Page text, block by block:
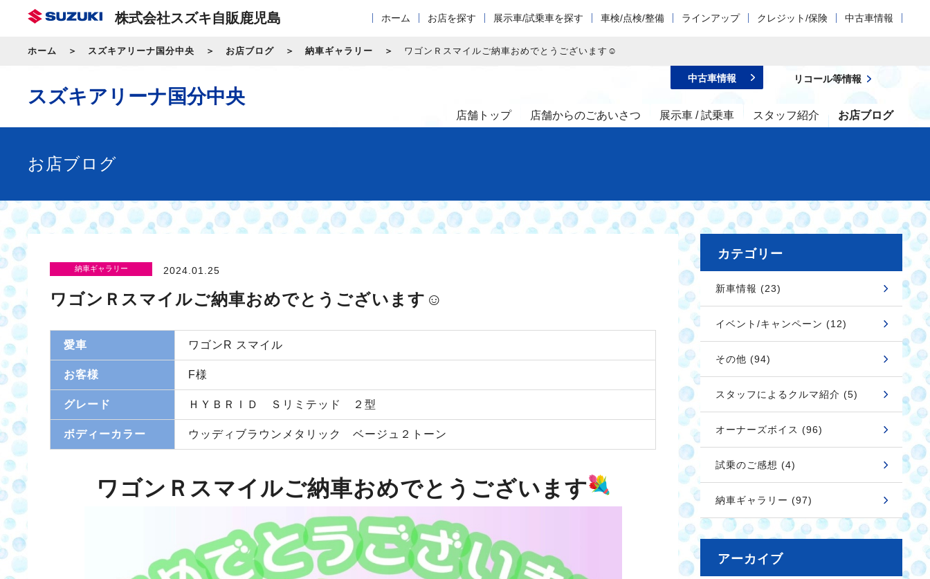
株式会社スズキ自販鹿児島 ホーム お店を探す 展示車/試乗車を探す 車検/点検/整備 ラインアップ クレジット/保険 中古車情報
ホーム スズキアリーナ国分中央 お店ブログ 納車ギャラリー ワゴンＲスマイルご納車おめでとうございます☺
スズキアリーナ国分中央
店舗トップ 店舗からのごあいさつ 展示車 / 試乗車 スタッフ紹介 お店ブログ
中古車情報 リコール等情報
お店ブログ
納車ギャラリー 2024.01.25
ワゴンＲスマイルご納車おめでとうございます☺
愛車 ワゴンR スマイル
お客様 F様
グレード ＨＹＢＲＩＤ Ｓリミテッド ２型
ボディーカラー ウッディブラウンメタリック ベージュ２トーン
ワゴンＲスマイルご納車おめでとうございます
カテゴリー
新車情報 (23)
イベント/キャンペーン (12)
その他 (94)
スタッフによるクルマ紹介 (5)
オーナーズボイス (96)
試乗のご感想 (4)
納車ギャラリー (97)
アーカイブ